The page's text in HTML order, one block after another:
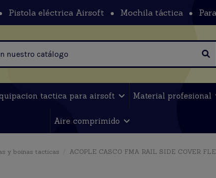
Pistola eléctrica Airsoft Mochila táctica
tactica para airsoft Material profesional
Aire comprimido
y boinas tacticas ACOPLE CASCO FMA RAIL SIDE COVER